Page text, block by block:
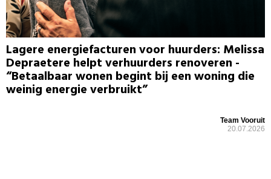
Lagere energiefacturen voor huurders: Melissa
Depraetere helpt verhuurders renoveren -
“Betaalbaar wonen begint bij een woning die
weinig energie verbruikt”
Team Vooruit
20.07.2026